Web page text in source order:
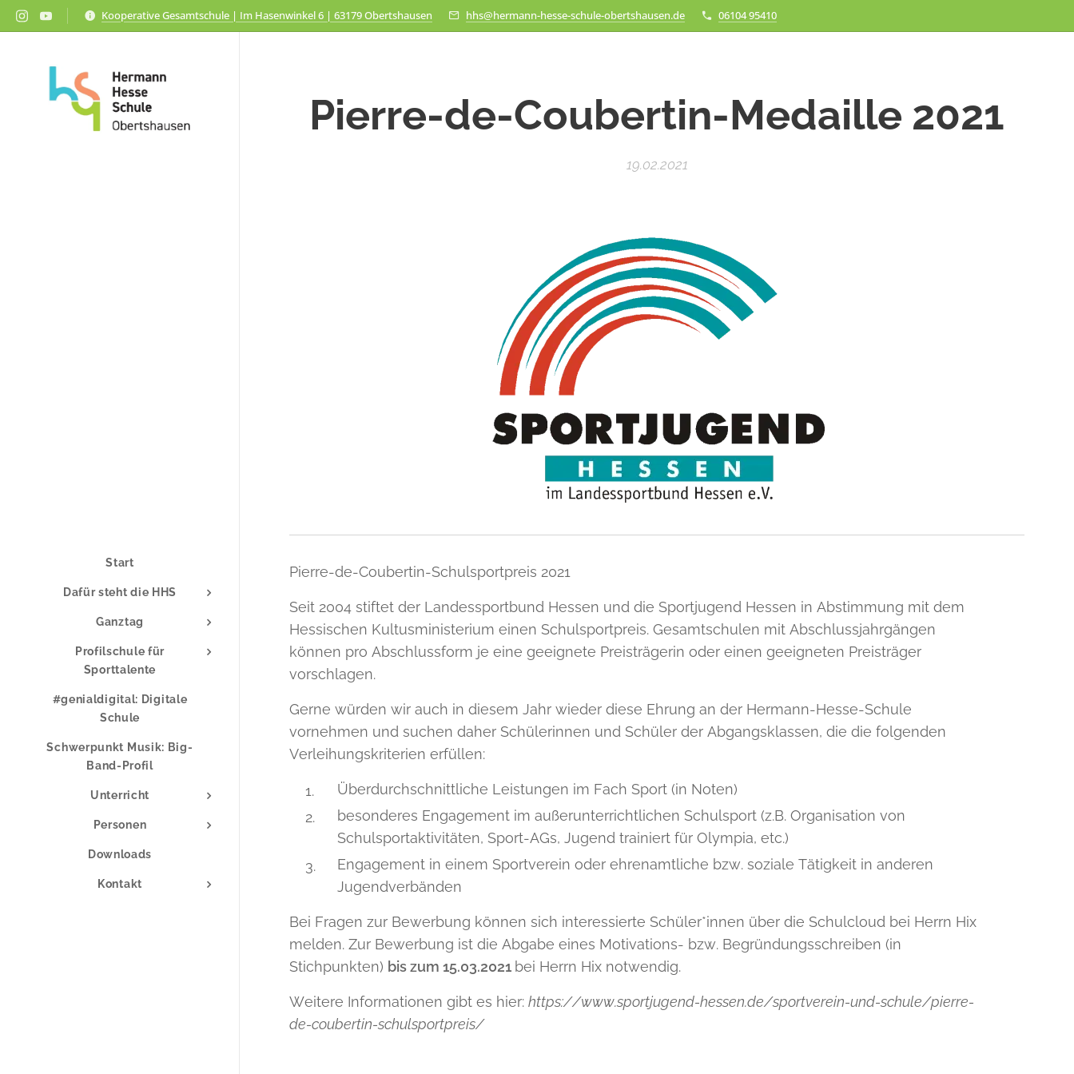
Kooperative Gesamtschule | Im Hasenwinkel 6 | 63179 Obertshausen hhs@hermann-hesse-schule-obertshausen.de 06104 95410
Start
Dafür steht die HHS
Ganztag
Profilschule für
Sporttalente
#genialdigital: Digitale
Schule
Schwerpunkt Musik: Big-
Band-Profil
Unterricht
Personen
Downloads
Kontakt
Pierre-de-Coubertin-Medaille 2021
19.02.2021
Pierre-de-Coubertin-Schulsportpreis 2021
Seit 2004 stiftet der Landessportbund Hessen und die Sportjugend Hessen in Abstimmung mit dem
Hessischen Kultusministerium einen Schulsportpreis. Gesamtschulen mit Abschlussjahrgängen
können pro Abschlussform je eine geeignete Preisträgerin oder einen geeigneten Preisträger
vorschlagen.
Gerne würden wir auch in diesem Jahr wieder diese Ehrung an der Hermann-Hesse-Schule
vornehmen und suchen daher Schülerinnen und Schüler der Abgangsklassen, die die folgenden
Verleihungskriterien erfüllen:
Überdurchschnittliche Leistungen im Fach Sport (in Noten)
besonderes Engagement im außerunterrichtlichen Schulsport (z.B. Organisation von
Schulsportaktivitäten, Sport-AGs, Jugend trainiert für Olympia, etc.)
Engagement in einem Sportverein oder ehrenamtliche bzw. soziale Tätigkeit in anderen
Jugendverbänden
Bei Fragen zur Bewerbung können sich interessierte Schüler*innen über die Schulcloud bei Herrn Hix
melden. Zur Bewerbung ist die Abgabe eines Motivations- bzw. Begründungsschreiben (in
Stichpunkten) bis zum 15.03.2021 bei Herrn Hix notwendig.
Weitere Informationen gibt es hier: https://www.sportjugend-hessen.de/sportverein-und-schule/pierre-
de-coubertin-schulsportpreis/